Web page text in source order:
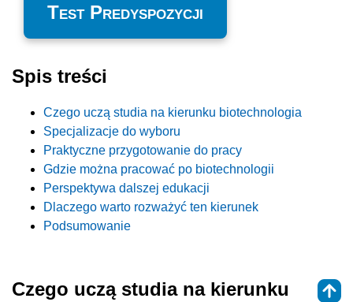
Test Predyspozycji
Spis treści
Czego uczą studia na kierunku biotechnologia
Specjalizacje do wyboru
Praktyczne przygotowanie do pracy
Gdzie można pracować po biotechnologii
Perspektywa dalszej edukacji
Dlaczego warto rozważyć ten kierunek
Podsumowanie
Czego uczą studia na kierunku